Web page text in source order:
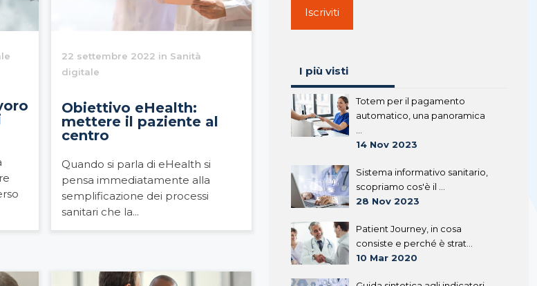
22 settembre 2022 in Sanità
digitale
Obiettivo eHealth:
mettere il paziente al
centro
Quando si parla di eHealth si
pensa immediatamente alla
semplificazione dei processi
sanitari che la...
Iscriviti
I più visti
Totem per il pagamento
automatico, una panoramica
14 Nov 2023
Sistema informativo sanitario,
scopriamo cos'è il ...
28 Nov 2023
Patient Journey, in cosa
consiste e perché è strat...
10 Mar 2020